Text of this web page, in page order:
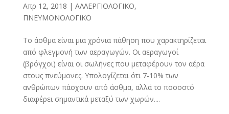
Απρ 12, 2018 | ΑΛΛΕΡΓΙΟΛΟΓΙΚΟ,
ΠΝΕΥΜΟΝΟΛΟΓΙΚΟ
Το άσθμα είναι μια χρόνια πάθηση που χαρακτηρίζεται
από φλεγμονή των αεραγωγών. Οι αεραγωγοί
(βρόγχοι) είναι οι σωλήνες που μεταφέρουν τον αέρα
στους πνεύμονες. Υπολογίζεται ότι 7-10% των
ανθρώπων πάσχουν από άσθμα, αλλά το ποσοστό
διαφέρει σημαντικά μεταξύ των χωρών....